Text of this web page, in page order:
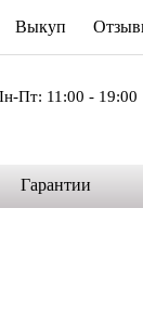
Выкуп
Пт: 11:00 - 19:00
Гарантии